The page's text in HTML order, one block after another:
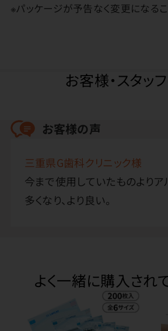
※パッケージが予告なく変更になるこ
お客様・スタッ
お客様の声
三重県G歯科クリニック様
今まで使用していたものより
多くなり、より良い。
よく一緒に購入され